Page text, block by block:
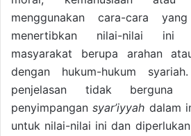
menggunakan cara-cara
menertibkan nilai-nilai ini
masyarakat berupa arahan
dengan hukum-hukum
penjelasan tidak berguna
penyimpangansyar’iyyah dalam
untuk nilai-nilai ini dan